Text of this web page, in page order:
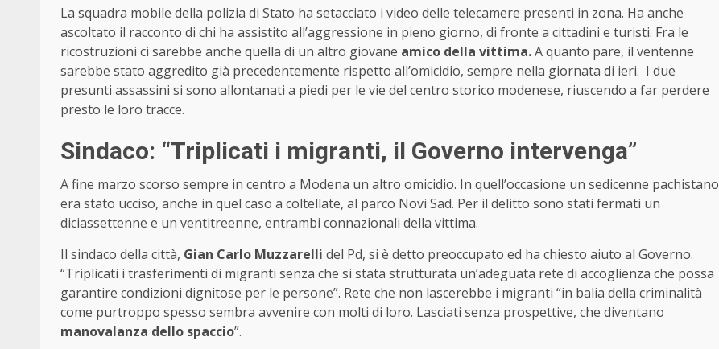
La squadra mobile della polizia di Stato ha setacciato i video delle telecamere presenti in zona. Ha anche
ascoltato il racconto di chi ha assistito all’aggressione in pieno giorno, di fronte a cittadini e turisti. Fra le
ricostruzioni ci sarebbe anche quella di un altro giovane amico della vittima.A quanto pare, il ventenne
sarebbe stato aggredito già precedentemente rispetto all’omicidio, sempre nella giornata di ieri. I due
presunti assassini si sono allontanati a piedi per le vie del centro storico modenese, riuscendo a far perdere
presto le loro tracce.
Sindaco: “Triplicati i migranti, il Governo intervenga”
A fine marzo scorso sempre in centro a Modena un altro omicidio. In quell’occasione un sedicenne pachistano
era stato ucciso, anche in quel caso a coltellate, al parco Novi Sad. Per il delitto sono stati fermati un
diciassettenne e un ventitreenne, entrambi connazionali della vittima.
Il sindaco della città, Gian Carlo Muzzarelli del Pd, si è detto preoccupato ed ha chiesto aiuto al Governo.
“Triplicati i trasferimenti di migranti senza che si stata strutturata un’adeguata rete di accoglienza che possa
garantire condizioni dignitose per le persone”. Rete che non lascerebbe i migranti “in balia della criminalità
come purtroppo spesso sembra avvenire con molti di loro. Lasciati senza prospettive, che diventano
manovalanza dello spaccio”.